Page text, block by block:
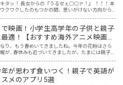
タッ！ 長女からの『うるせぇ○○ァ！』 ！！！ 本
クワクしたのもつかの間、思いがけない方向から
映画！小学生高学年の子供と親子
適！【おすすめ海外アニメ映画５
り、もう春めいてきましたね。今年の花粉はさら
が…春休みも近づいてきましたが、たまには親子で
が思わず食いつく！親子で英語が
メのアプリ5選